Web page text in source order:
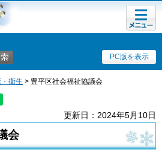
PC版を表示
メニュ
ー
衛生 > 豊平区社会福祉協議会
更新日：2024年5月10日
会